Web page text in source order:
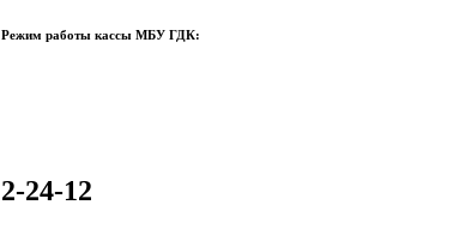
Режим работы кассы МБУ ГДК:
2-24-12